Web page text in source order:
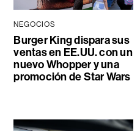
NEGOCIOS
Burger King dispara sus
ventas en EE.UU. con un
nuevo Whopper y una
promoción de Star Wars